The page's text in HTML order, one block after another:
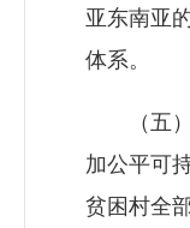
亚东南亚
体系。
（五）
加公平可
贫困村全